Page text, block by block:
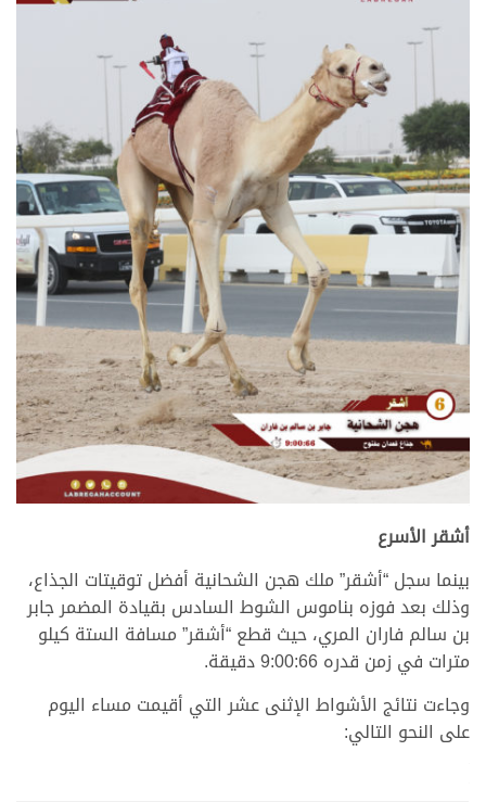
أشقر الأسرع
بينما سجل “أشقر” ملك هجن الشحانية أفضل توقيتات الجذاع،
وذلك بعد فوزه بناموس الشوط السادس بقيادة المضمر جابر
بن سالم فاران المري، حيث قطع “أشقر” مسافة الستة كيلو
مترات في زمن قدره 9:00:66 دقيقة.
وجاءت نتائج الأشواط الإثنى عشر التي أقيمت مساء اليوم
على النحو التالي: